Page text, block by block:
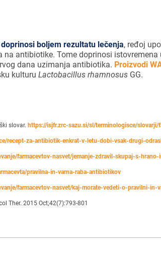
boljem rezultatu lečenja, ređoj
antibiotike. Tome doprinosi istovremena
dana uzimanja antibiotika. Proizvodi
kulturu Lactobacillus rhamnosusGG.
slovar. https://isjfr.zrc-sazu.si/sl/terminologisce/
recept-za-antibiotik-enkrat-v-letu-dobi-vsak-drugi-
farmacevtov-nasvet/jemanje-zdravil-skupaj-s-
pravilna-in-varna-raba-antibiotikov
farmacevtov-nasvet/kaj-morate-vedeti-o-pravilni-
Ther. 2015 Oct;42(7):793-801